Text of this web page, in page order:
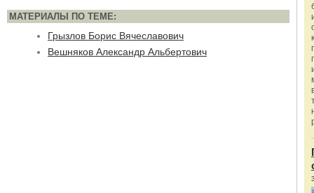
МАТЕРИАЛЫ ПО ТЕМЕ:
Грызлов Борис Вячеславович
Вешняков Александр Альбертович